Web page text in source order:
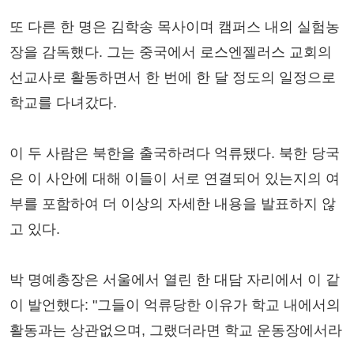
또 다른 한 명은 김학송 목사이며 캠퍼스 내의 실험농
장을 감독했다. 그는 중국에서 로스엔젤러스 교회의
선교사로 활동하면서 한 번에 한 달 정도의 일정으로
학교를 다녀갔다.
이 두 사람은 북한을 출국하려다 억류됐다. 북한 당국
은 이 사안에 대해 이들이 서로 연결되어 있는지의 여
부를 포함하여 더 이상의 자세한 내용을 발표하지 않
고 있다.
박 명예총장은 서울에서 열린 한 대담 자리에서 이 같
이 발언했다: "그들이 억류당한 이유가 학교 내에서의
활동과는 상관없으며, 그랬더라면 학교 운동장에서라